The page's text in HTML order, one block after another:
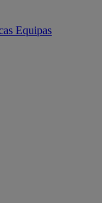
Equipas